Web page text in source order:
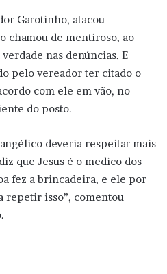
Garotinho, atacou
chamou de mentiroso, ao
nas denúncias. E
pelo vereador ter citado o
com ele em vão, no
do posto.
deveria respeitar mais
que Jesus é o medico dos
fez a brincadeira, e ele por
repetir isso”, comentou